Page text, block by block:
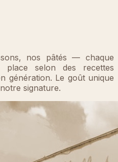
nos pâtés — chaque
selon des recettes
génération. Le goût unique
signature.